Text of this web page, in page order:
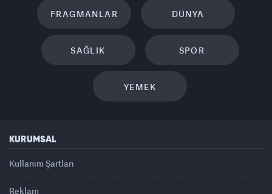
FRAGMANLAR DÜNYA
SAĞLIK SPOR
YEMEK
KURUMSAL
Kullanım Şartları
Reklam